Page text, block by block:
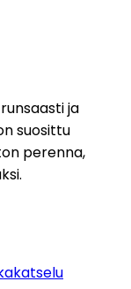
ja
suosittu
perenna,